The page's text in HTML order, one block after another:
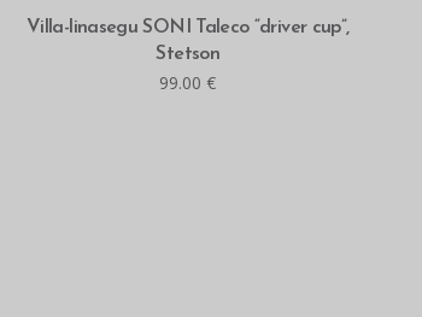
MITMEID VALIKUID
Villa-linasegu SONI Taleco “driver cup”,
Stetson
99.00€